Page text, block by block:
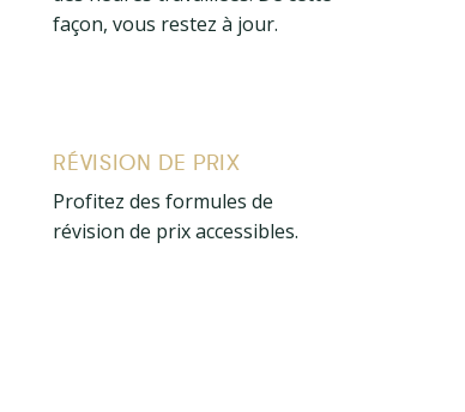
façon, vous restez à jour.
RÉVISION DE PRIX
Profitez des formules de
révision de prix accessibles.